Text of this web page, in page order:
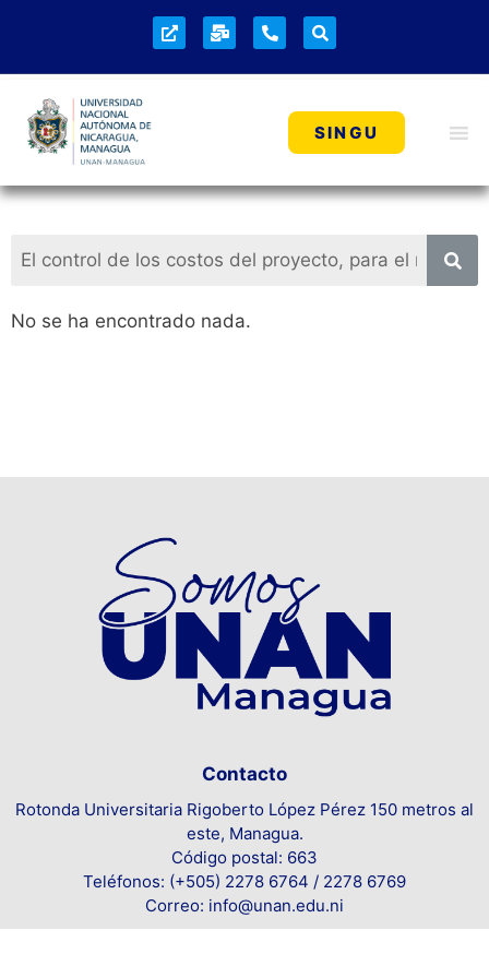
SINGU
No se ha encontrado nada.
Contacto
Rotonda Universitaria Rigoberto López Pérez 150 metros al
este, Managua.
Código postal: 663
Teléfonos: (+505) 2278 6764 / 2278 6769
Correo: info@unan.edu.ni